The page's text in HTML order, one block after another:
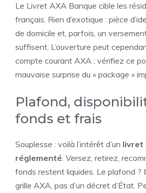
Le Livret AXA Banque cible les
français. Rien d’exotique : pièce
de domicile et, parfois, un
suffisent. L’ouverture peut
compte courant AXA ; vérifiez ce
mauvaise surprise du « package »
Plafond,
fonds et frais
Souplesse : voilà l’intérêt d’un livret
réglementé. Versez, retirez,
fonds restent liquides. Le plafond ?
grille AXA, pas d’un décret d’État.